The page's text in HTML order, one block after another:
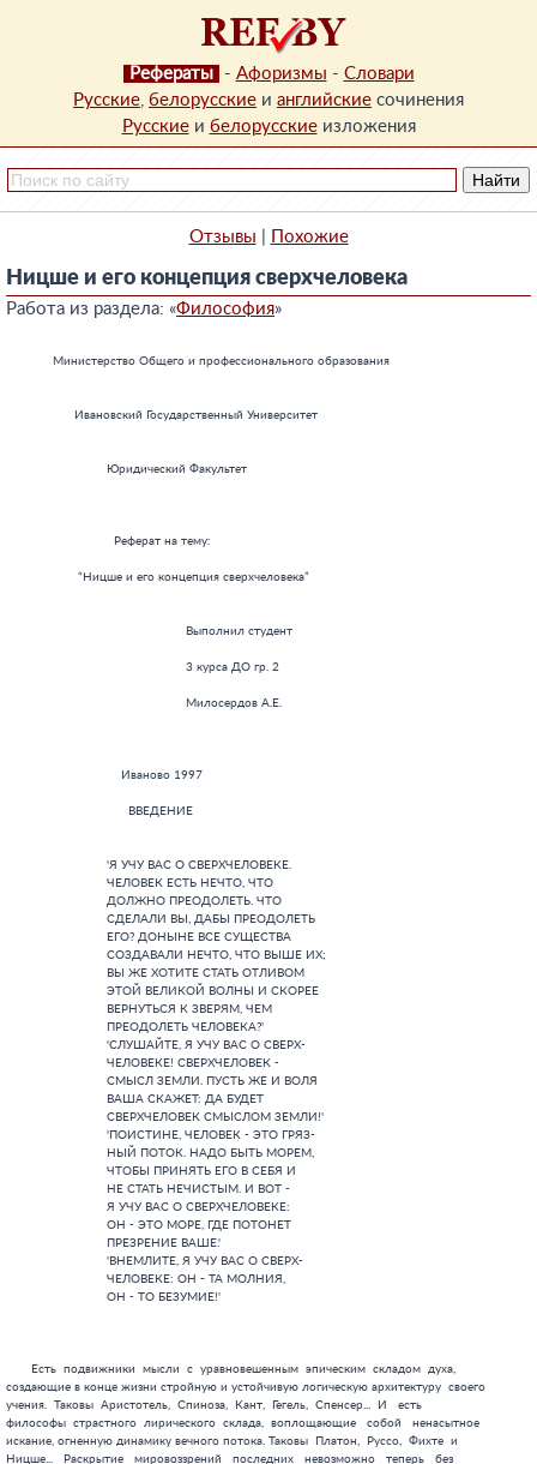
Рефераты - Афоризмы - Словари
Русские, белорусские и английские сочинения
Русскиеи белорусскиеизложения
Отзывы Похожие
Ницше и его концепция сверхчеловека
Работа из раздела: «Философия»